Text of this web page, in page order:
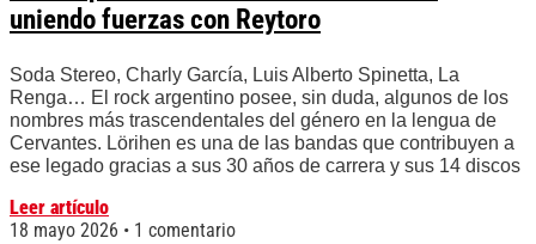
uniendo fuerzas con Reytoro
Soda Stereo, Charly García, Luis Alberto Spinetta, La
Renga… El rock argentino posee, sin duda, algunos de los
nombres más trascendentales del género en la lengua de
Cervantes. Lörihen es una de las bandas que contribuyen a
ese legado gracias a sus 30 años de carrera y sus 14 discos
Leer artículo
18 mayo 2026
1 comentario